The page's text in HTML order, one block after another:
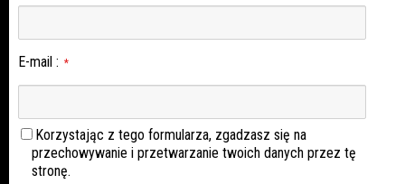
E-mail : *
Korzystając z tego formularza, zgadzasz się na
przechowywanie i przetwarzanie twoich danych przez tę
stronę.